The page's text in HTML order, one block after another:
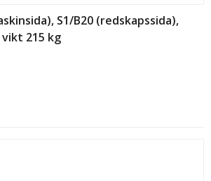
S1/B20 (redskapssida),
215 kg